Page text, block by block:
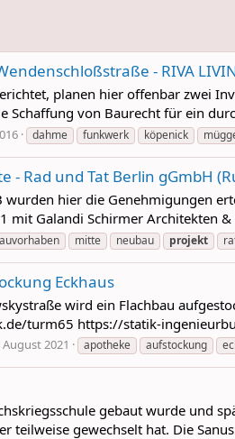
- RIVA
planen hier offenbar zwei
Schaffung von Baurecht für ein
dahme funkwerk köpenick
- Rad und Tat Berlin gGmbH
wurden hier die Genehmigungen
mit Galandi Schirmer Architekten
mitte neubau projekt
Eckhaus
wird ein Flachbau
turm65 https://statik-
August 2021 apotheke aufstockung
gebaut wurde und
teilweise gewechselt hat. Die